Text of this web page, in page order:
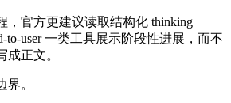
，官方更建议读取结构化 thinking
to-user 一类工具展示阶段性进展，而不
成正文。
。